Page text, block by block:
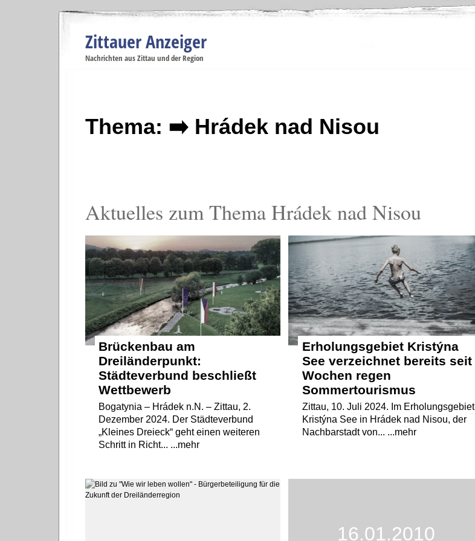
Zittauer Anzeiger
Nachrichten aus Zittau und der Region
Thema: ➡️ Hrádek nad Nisou
Aktuelles zum Thema Hrádek nad Nisou
Brückenbau am
Dreiländerpunkt:
Städteverbund beschließt
Wettbewerb
Bogatynia – Hrádek n.N. – Zittau, 2.
Dezember 2024. Der Städteverbund
„Kleines Dreieck“ geht einen weiteren
Schritt in Richt... ...mehr
Erholungsgebiet Kristýna
See verzeichnet bereits seit
Wochen regen
Sommertourismus
Zittau, 10. Juli 2024. Im Erholungsgebiet
Kristýna See in Hrádek nad Nisou, der
Nachbarstadt von... ...mehr
16.01.2010